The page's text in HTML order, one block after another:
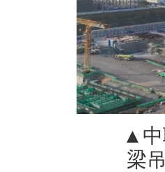
▲中联
梁